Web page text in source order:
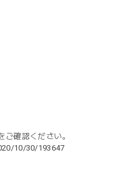
ご確認ください。
10/30/193647